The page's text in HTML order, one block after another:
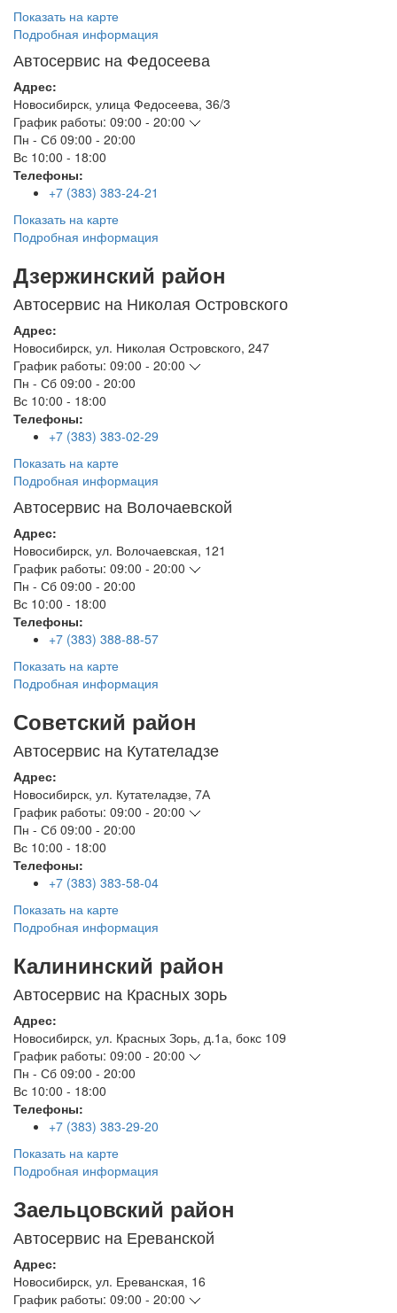
Показать на карте
Подробная информация
Автосервис на Федосеева
Адрес:
Новосибирск, улица Федосеева, 36/3
График работы: 09:00 - 20:00
Пн - Сб 09:00 - 20:00
Вс 10:00 - 18:00
Телефоны:
+7 (383) 383-24-21
Показать на карте
Подробная информация
Дзержинский район
Автосервис на Николая Островского
Адрес:
Новосибирск, ул. Николая Островского, 247
График работы: 09:00 - 20:00
Пн - Сб 09:00 - 20:00
Вс 10:00 - 18:00
Телефоны:
+7 (383) 383-02-29
Показать на карте
Подробная информация
Автосервис на Волочаевской
Адрес:
Новосибирск, ул. Волочаевская, 121
График работы: 09:00 - 20:00
Пн - Сб 09:00 - 20:00
Вс 10:00 - 18:00
Телефоны:
+7 (383) 388-88-57
Показать на карте
Подробная информация
Советский район
Автосервис на Кутателадзе
Адрес:
Новосибирск, ул. Кутателадзе, 7А
График работы: 09:00 - 20:00
Пн - Сб 09:00 - 20:00
Вс 10:00 - 18:00
Телефоны:
+7 (383) 383-58-04
Показать на карте
Подробная информация
Калининский район
Автосервис на Красных зорь
Адрес:
Новосибирск, ул. Красных Зорь, д.1а, бокс 109
График работы: 09:00 - 20:00
Пн - Сб 09:00 - 20:00
Вс 10:00 - 18:00
Телефоны:
+7 (383) 383-29-20
Показать на карте
Подробная информация
Заельцовский район
Автосервис на Ереванской
Адрес:
Новосибирск, ул. Ереванская, 16
График работы: 09:00 - 20:00